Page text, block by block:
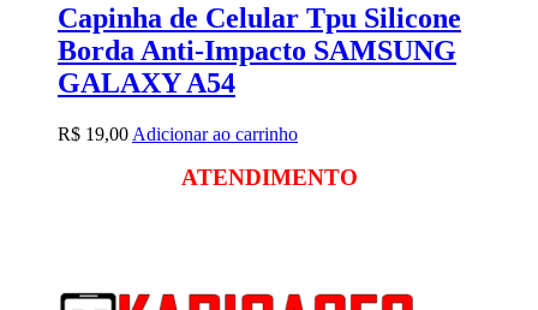
Capinha de Celular Tpu Silicone
Borda Anti-Impacto SAMSUNG
GALAXY A54
R$ 19,00 Adicionar ao carrinho
ATENDIMENTO